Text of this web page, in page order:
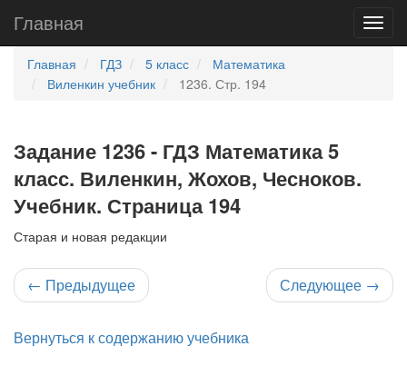
Главная
Главная ГДЗ 5 класс
Математика
Виленкин учебник
1236. Стр. 194
Задание 1236 - ГДЗ Математика 5
класс. Виленкин, Жохов, Чесноков.
Учебник. Страница 194
Старая и новая редакции
← Предыдущее Следующее →
Вернуться к содержанию учебника